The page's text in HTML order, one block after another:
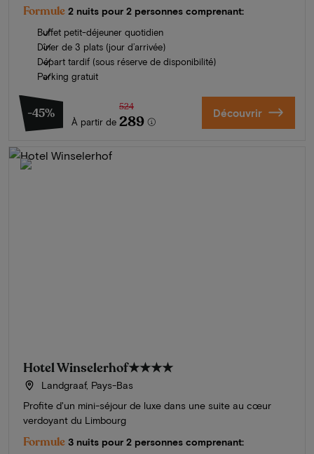
Formule 2 nuits pour 2 personnes comprenant:
Buffet petit-déjeuner quotidien
Dîner de 3 plats (jour d’arrivée)
Départ tardif (sous réserve de disponibilité)
Parking gratuit
-45%
À partir de
524
289 Découvrir
Hotel Winselerhof★★★★
Landgraaf, Pays-Bas
Profite d'un mini-séjour de luxe dans une suite au cœur
verdoyant du Limbourg
Formule 3 nuits pour 2 personnes comprenant: